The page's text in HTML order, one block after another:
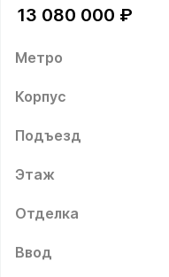
13 080 000 ₽
Метро
Корпус
Подъезд
Этаж
Отделка
Ввод